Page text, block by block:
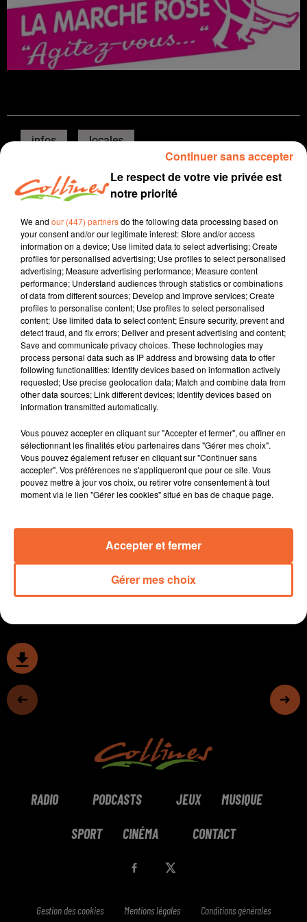
infos locales
16 octobre 2025 - 12 min 55 sec
JOURNAL DU JEUDI 16 OCTOBRE (SOIR)
Patrice Bémanangy
L'info près de chez vous
Présenté par Patrice Bémanangy
Le 41ème congrès national de France Adot ce week-
end à Niort autour notamment des enjeux du don
d’organes et de tissus humains. Un événement clé pour
informer, échanger et sensibiliser.
La marche des AJT du Bocage ce dimanche dans le
cadre d'octobre rose ( photo ). Une fois de plus, tous
les bénéfices seront reversés à la ligue contre le cancer.
La suite des semaines d'information sur la santé
débat ce jeudi au Fauteuil Rouge de Bressuire.
Les colibris thouarsais préfèrent réparer plutôt que
jeter. Ils se réuniront ce samedi et vous invitent à les
rejoindre pour bricoler ensemble.
écrit par Bruno Ahime et Christian Bonnin, d'anciens
0:00 12 min 55 sec
RADIO PODCASTS JEUX MUSIQUE
SPORT CINÉMA CONTACT
Gestion des cookies Mentions légales Conditions générales
Le respect de votre vie privée est
notre priorité
We and our (447) partnersdo the following data processing based on
your consent and/or our legitimate interest: Store and/or access
information on a device; Use limited data to select advertising; Create
profiles for personalised advertising; Use profiles to select personalised
advertising; Measure advertising performance; Measure content
performance; Understand audiences through statistics or combinations
of data from different sources; Develop and improve services; Create
profiles to personalise content; Use profiles to select personalised
content; Use limited data to select content; Ensure security, prevent and
detect fraud, and fix errors; Deliver and present advertising and content;
Save and communicate privacy choices. These technologies may
process personal data such as IP address and browsing data to offer
following functionalities: Identify devices based on information actively
requested; Use precise geolocation data; Match and combine data from
other data sources; Link different devices; Identify devices based on
information transmitted automatically.
Vous pouvez accepter en cliquant sur "Accepter et fermer", ou affiner en
sélectionnant les finalités et/ou partenaires dans "Gérer mes choix".
Vous pouvez également refuser en cliquant sur "Continuer sans
accepter". Vos préférences ne s'appliqueront que pour ce site. Vous
pouvez mettre à jour vos choix, ou retirer votre consentement à tout
moment via le lien "Gérer les cookies" situé en bas de chaque page.
Gérer mes choix
Accepter et fermer
Continuer sans accepter